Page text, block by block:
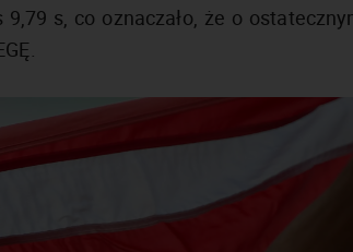
s, co oznaczało, że o